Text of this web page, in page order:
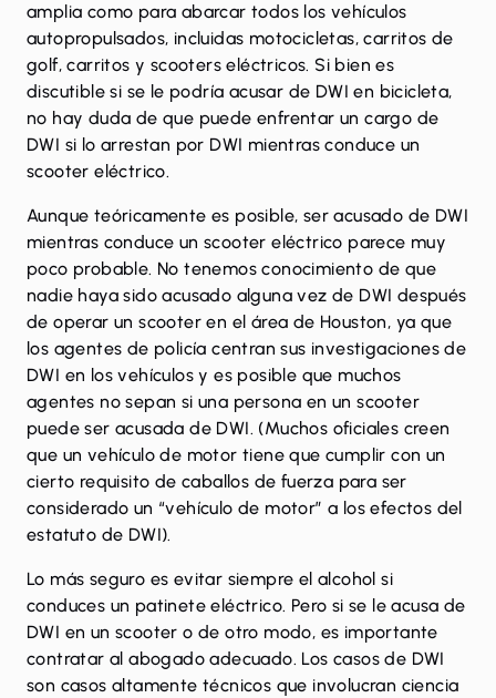
amplia como para abarcar todos los vehículos
autopropulsados, incluidas motocicletas, carritos de
golf, carritos y scooters eléctricos. Si bien es
discutible si se le podría acusar de DWI en bicicleta,
no hay duda de que puede enfrentar un cargo de
DWI si lo arrestan por DWI mientras conduce un
scooter eléctrico.
Aunque teóricamente es posible, ser acusado de DWI
mientras conduce un scooter eléctrico parece muy
poco probable. No tenemos conocimiento de que
nadie haya sido acusado alguna vez de DWI después
de operar un scooter en el área de Houston, ya que
los agentes de policía centran sus investigaciones de
DWI en los vehículos y es posible que muchos
agentes no sepan si una persona en un scooter
puede ser acusada de DWI. (Muchos oficiales creen
que un vehículo de motor tiene que cumplir con un
cierto requisito de caballos de fuerza para ser
considerado un “vehículo de motor” a los efectos del
estatuto de DWI).
Lo más seguro es evitar siempre el alcohol si
conduces un patinete eléctrico. Pero si se le acusa de
DWI en un scooter o de otro modo, es importante
contratar al abogado adecuado. Los casos de DWI
son casos altamente técnicos que involucran ciencia